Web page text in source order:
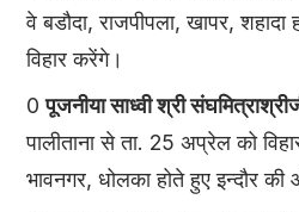
वे बडौदा, राजपीपला, खापर,
विहार करेंगे।
0पूजनीया साध्वी श्री
पालीताना से ता. 25 अप्रेल को
भावनगर, धोलका होते हुए इन्दौर की